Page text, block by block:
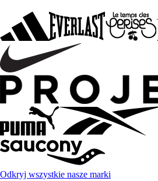
Odkryj wszystkie nasze marki